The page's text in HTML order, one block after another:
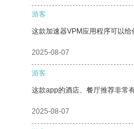
游客
这款加速器VPM应用程序可以给
2025-08-07
游客
这款app的酒店、餐厅推荐非常
2025-08-07